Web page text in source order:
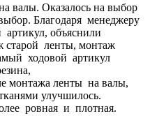
валы. Оказалось на выбор
Благодаря менеджеру
объяснили
старой ленты, монтаж
ходовой артикул
монтажа ленты на валы,
улучшилось.
ровная и плотная.